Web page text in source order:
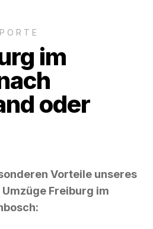
im
oder
Vorteile unseres
Freiburg im